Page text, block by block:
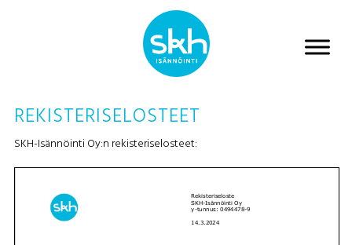
REKISTERISELOSTEET
SKH-Isännöinti Oy:n rekisteriselosteet: